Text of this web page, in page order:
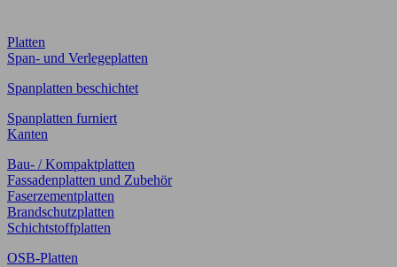
Platten
Span- und Verlegeplatten
Spanplatten beschichtet
Spanplatten furniert
Kanten
Bau- / Kompaktplatten
Fassadenplatten und Zubehör
Faserzementplatten
Brandschutzplatten
Schichtstoffplatten
OSB-Platten